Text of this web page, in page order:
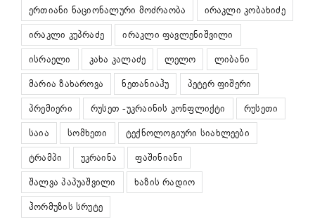
ერთიანი ნაციონალური მოძრაობა
ირაკლი კობახიძე
ირაკლი კუპრაძე
ირაკლი ფავლენიშვილი
ისრაელი
კახა კალაძე ლელო
ლიბანი
მარია ზახაროვა
ნეთანიაჰუ
პეტერ ფიშერი
პრემიერი
რუსეთ -უკრაინის კონფლიქტი
რუსეთი
საია
სომხეთი
ტექნოლოგიური სიახლეები
ტრამპი
უკრაინა
ფაშინიანი
შალვა პაპუაშვილი
ხაზის რადიო
ჰორმუზის სრუტე